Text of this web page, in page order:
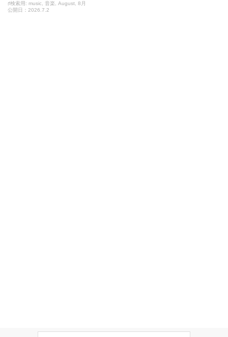
♯検索用: music, 音楽, August, 8月
公開日：2026.7.2